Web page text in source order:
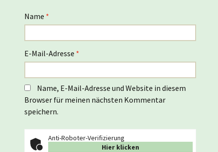
Name *
E-Mail-Adresse *
Name, E-Mail-Adresse und Website in diesem
Browser für meinen nächsten Kommentar
speichern.
Anti-Roboter-Verifizierung
Hier klicken